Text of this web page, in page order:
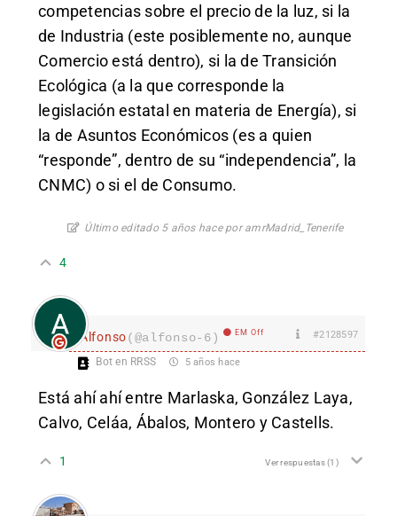
competencias sobre el precio de la luz, si la
de Industria (este posiblemente no, aunque
Comercio está dentro), si la de Transición
Ecológica (a la que corresponde la
legislación estatal en materia de Energía), si
la de Asuntos Económicos (es a quien
“responde”, dentro de su “independencia”, la
CNMC) o si el de Consumo.
Último editado 5 años hace por amrMadrid_Tenerife
4
Alfonso(@alfonso-6) EM Off #2128597
Bot en RRSS 5 años hace
Está ahí ahí entre Marlaska, González Laya,
Calvo, Celáa, Ábalos, Montero y Castells.
1 Ver respuestas(1)